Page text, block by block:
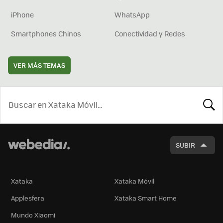
iPhone
WhatsApp
Smartphones Chinos
Conectividad y Redes
VER MÁS TEMAS
SUBIR
Xataka
Xataka Móvil
Applesfera
Xataka Smart Home
Mundo Xiaomi